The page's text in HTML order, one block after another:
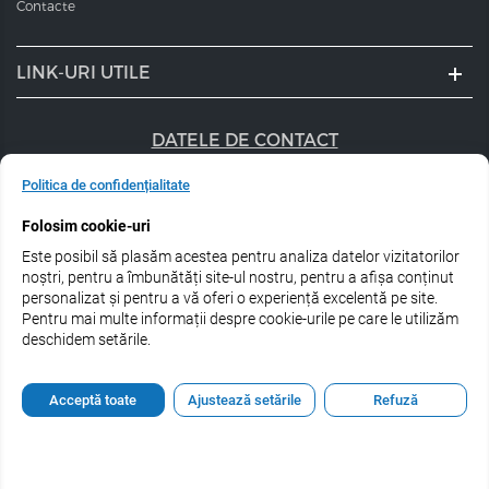
Contacte
LINK-URI UTILE
DATELE DE CONTACT
+40 747 056 359
Urmărește-ne pe rețele de socializare:
Politica de confidențialitate
Folosim cookie-uri
Este posibil să plasăm acestea pentru analiza datelor vizitatorilor
noștri, pentru a îmbunătăți site-ul nostru, pentru a afișa conținut
personalizat și pentru a vă oferi o experiență excelentă pe site.
Pentru mai multe informații despre cookie-urile pe care le utilizăm
deschidem setările.
Acceptă toate Ajustează setările Refuză